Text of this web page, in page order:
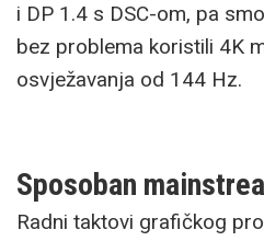
i DP 1.4 s DSC-om, pa
bez problema koristili 4K
osvježavanja od 144 Hz.
Sposoban
Radni taktovi grafičkog